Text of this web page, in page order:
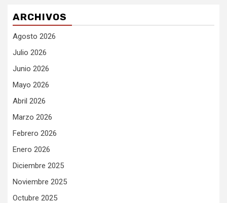
ARCHIVOS
Agosto 2026
Julio 2026
Junio 2026
Mayo 2026
Abril 2026
Marzo 2026
Febrero 2026
Enero 2026
Diciembre 2025
Noviembre 2025
Octubre 2025